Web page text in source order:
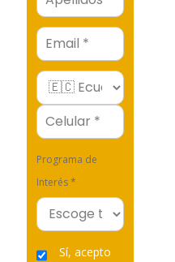
Email
Programa de
Interés *
Sí, acepto